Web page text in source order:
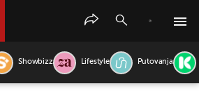
Showbizz Lifestyle Putovanja